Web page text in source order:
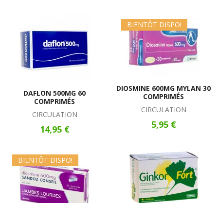
DAFLON 500MG 60
COMPRIMÉS
CIRCULATION
14,95 €
BIENTÔT DISPO!
DIOSMINE 600MG MYLAN 30
COMPRIMÉS
CIRCULATION
5,95 €
BIENTÔT DISPO!